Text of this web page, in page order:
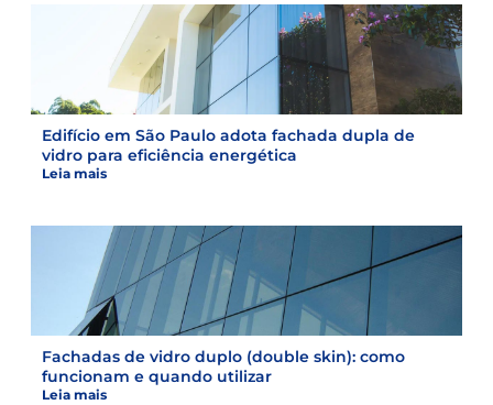
Edifício em São Paulo adota fachada dupla de
vidro para eficiência energética
Leia mais
Fachadas de vidro duplo (double skin): como
funcionam e quando utilizar
Leia mais